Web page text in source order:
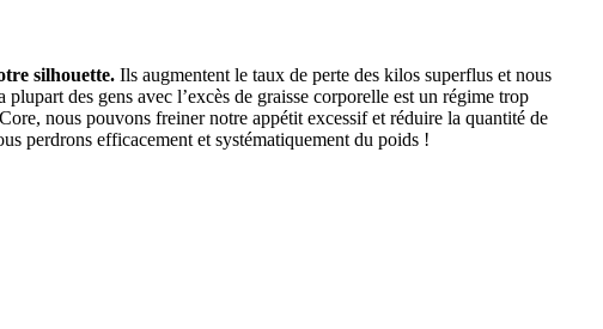
silhouette. Ils augmentent le taux de perte des kilos superflus et nous
des gens avec l’excès de graisse corporelle est un régime trop
nous pouvons freiner notre appétit excessif et réduire la quantité de
perdrons efficacement et systématiquement du poids !